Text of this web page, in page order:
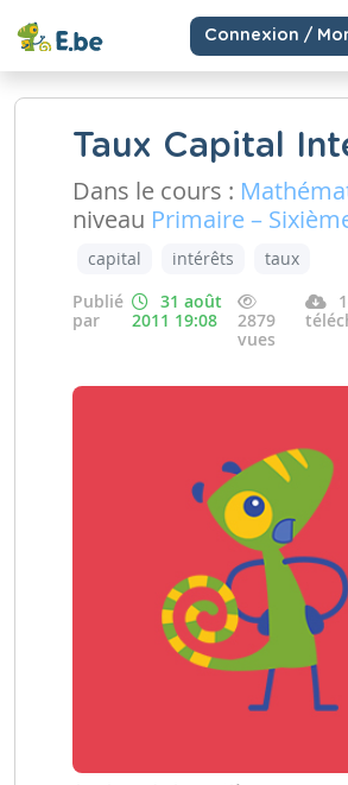
Connexion /
Taux Capital
Dans le cours :
niveau Primaire –
capital intérêts
taux
Publié
par
31 août
2011 19:08
2879
vues